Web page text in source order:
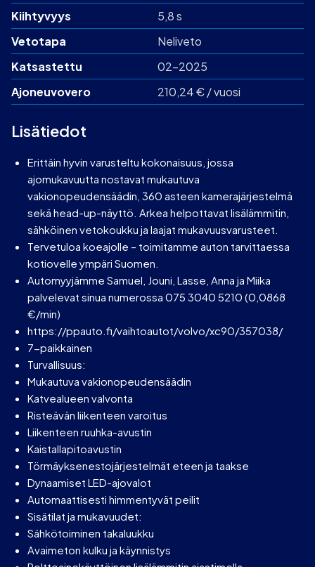
Kiihtyvyys
5,8 s
Vetotapa
Neliveto
Katsastettu
02-2025
Ajoneuvovero
210,24 € / vuosi
Lisätiedot
Erittäin hyvin varusteltu kokonaisuus, jossa
ajomukavuutta nostavat mukautuva
vakionopeudensäädin, 360 asteen kamerajärjestelmä
sekä head-up-näyttö. Arkea helpottavat lisälämmitin,
sähköinen vetokoukku ja laajat mukavuusvarusteet.
Tervetuloa koeajolle – toimitamme auton tarvittaessa
kotiovelle ympäri Suomen.
Automyyjämme Samuel, Jouni, Lasse, Anna ja Miika
palvelevat sinua numerossa 075 3040 5210 (0,0868
€/min)
https://ppauto.fi/vaihtoautot/volvo/xc90/357038/
7-paikkainen
Turvallisuus:
Mukautuva vakionopeudensäädin
Katvealueen valvonta
Risteävän liikenteen varoitus
Liikenteen ruuhka-avustin
Kaistallapitoavustin
Törmäyksenestojärjestelmät eteen ja taakse
Dynaamiset LED-ajovalot
Automaattisesti himmentyvät peilit
Sisätilat ja mukavuudet:
Sähkötoiminen takaluukku
Avaimeton kulku ja käynnistys